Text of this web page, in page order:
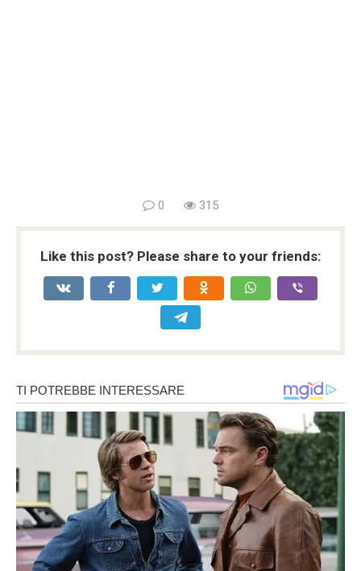
0 315
Like this post? Please share to your friends: